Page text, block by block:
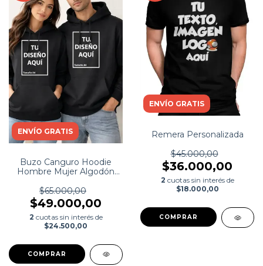
ENVÍO GRATIS
Buzo Canguro Hoodie
Hombre Mujer Algodón
$65.000,00
$49.000,00
2 cuotas sin interés de
$24.500,00
ENVÍO GRATIS
Remera Personalizada
$45.000,00
$36.000,00
2 cuotas sin interés de
$18.000,00